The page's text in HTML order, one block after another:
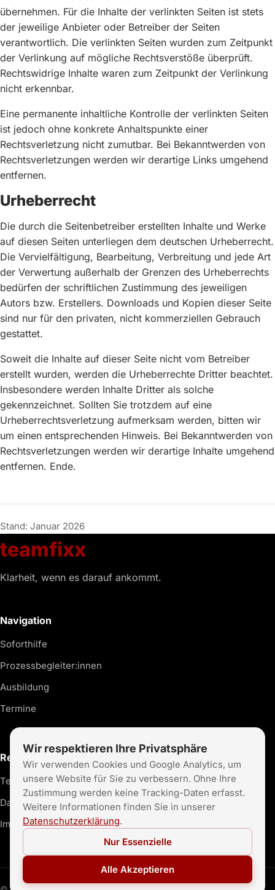
übernehmen. Für die Inhalte der verlinkten Seiten ist stets
der jeweilige Anbieter oder Betreiber der Seiten
verantwortlich. Die verlinkten Seiten wurden zum Zeitpunkt
der Verlinkung auf mögliche Rechtsverstöße überprüft.
Rechtswidrige Inhalte waren zum Zeitpunkt der Verlinkung
nicht erkennbar.
Eine permanente inhaltliche Kontrolle der verlinkten Seiten
ist jedoch ohne konkrete Anhaltspunkte einer
Rechtsverletzung nicht zumutbar. Bei Bekanntwerden von
Rechtsverletzungen werden wir derartige Links umgehend
entfernen.
Urheberrecht
Die durch die Seitenbetreiber erstellten Inhalte und Werke
auf diesen Seiten unterliegen dem deutschen Urheberrecht.
Die Vervielfältigung, Bearbeitung, Verbreitung und jede Art
der Verwertung außerhalb der Grenzen des Urheberrechts
bedürfen der schriftlichen Zustimmung des jeweiligen
Autors bzw. Erstellers. Downloads und Kopien dieser Seite
sind nur für den privaten, nicht kommerziellen Gebrauch
gestattet.
Soweit die Inhalte auf dieser Seite nicht vom Betreiber
erstellt wurden, werden die Urheberrechte Dritter beachtet.
Insbesondere werden Inhalte Dritter als solche
gekennzeichnet. Sollten Sie trotzdem auf eine
Urheberrechtsverletzung aufmerksam werden, bitten wir
um einen entsprechenden Hinweis. Bei Bekanntwerden von
Rechtsverletzungen werden wir derartige Inhalte umgehend
entfernen. Ende.
Stand: Januar 2026
teamfixx
Klarheit, wenn es darauf ankommt.
Navigation
Soforthilfe
Prozessbegleiter:innen
Ausbildung
Termine
Rechtliches
Teilnahmebedingungen
Datenschutz
Impressum
Wir respektieren Ihre Privatsphäre
Wir verwenden Cookies und Google Analytics, um
unsere Website für Sie zu verbessern. Ohne Ihre
Zustimmung werden keine Tracking-Daten erfasst.
Weitere Informationen finden Sie in unserer
Datenschutzerklärung.
Nur Essenzielle
Alle Akzeptieren